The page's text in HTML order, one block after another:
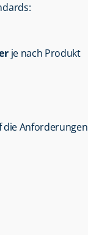
je nach Produkt